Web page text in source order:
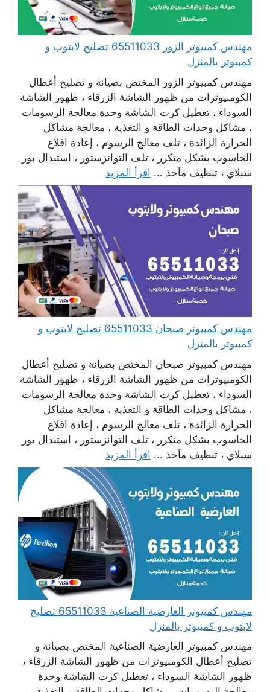
مهندس كمبيوتر الزور 65511033 تصليح لابتوب و
كمبيوتر بالمنزل
مهندس كمبيوتر الزور المختص بصيانة و تصليح أعطال
الكومبيوترات من ظهور الشاشة الزرقاء ، ظهور الشاشة
السوداء ، تعطيل كرت الشاشة وحدة معالجة الرسومات
، مشاكل وحدات الطاقة و التغذية ، معالجة مشاكل
الحرارة الزائدة ، تلف معالج الرسوم ، إعادة اقلاع
الحاسوب بشكل متكرر ، تلف التوانزستور ، استبدال بور
سبلاي ، تنظيف مآخذ ... اقرأ المزيد
مهندس كمبيوتر صبحان 65511033 تصليح لابتوب و
كمبيوتر بالمنزل
مهندس كمبيوتر صبحان المختص بصيانة و تصليح أعطال
الكومبيوترات من ظهور الشاشة الزرقاء ، ظهور الشاشة
السوداء ، تعطيل كرت الشاشة وحدة معالجة الرسومات
، مشاكل وحدات الطاقة و التغذية ، معالجة مشاكل
الحرارة الزائدة ، تلف معالج الرسوم ، إعادة اقلاع
الحاسوب بشكل متكرر ، تلف التوانزستور ، استبدال بور
سبلاي ، تنظيف مآخذ ... اقرأ المزيد
مهندس كمبيوتر العارضية الصناعية 65511033 تصليح
لابتوب و كمبيوتر بالمنزل
مهندس كمبيوتر العارضية الصناعية المختص بصيانة و
تصليح أعطال الكومبيوترات من ظهور الشاشة الزرقاء ،
ظهور الشاشة السوداء ، تعطيل كرت الشاشة وحدة